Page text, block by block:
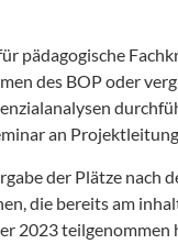
pädagogische
des BOP oder
an
der Plätze nach
die bereits am
2023 teilgenommen